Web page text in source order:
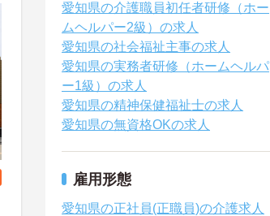
愛知県の介護職員初任者研修（ホー
ムヘルパー2級）の求人
愛知県の社会福祉主事の求人
愛知県の実務者研修（ホームヘルパ
ー1級）の求人
愛知県の精神保健福祉士の求人
愛知県の無資格OKの求人
雇用形態
愛知県の正社員(正職員)の介護求人